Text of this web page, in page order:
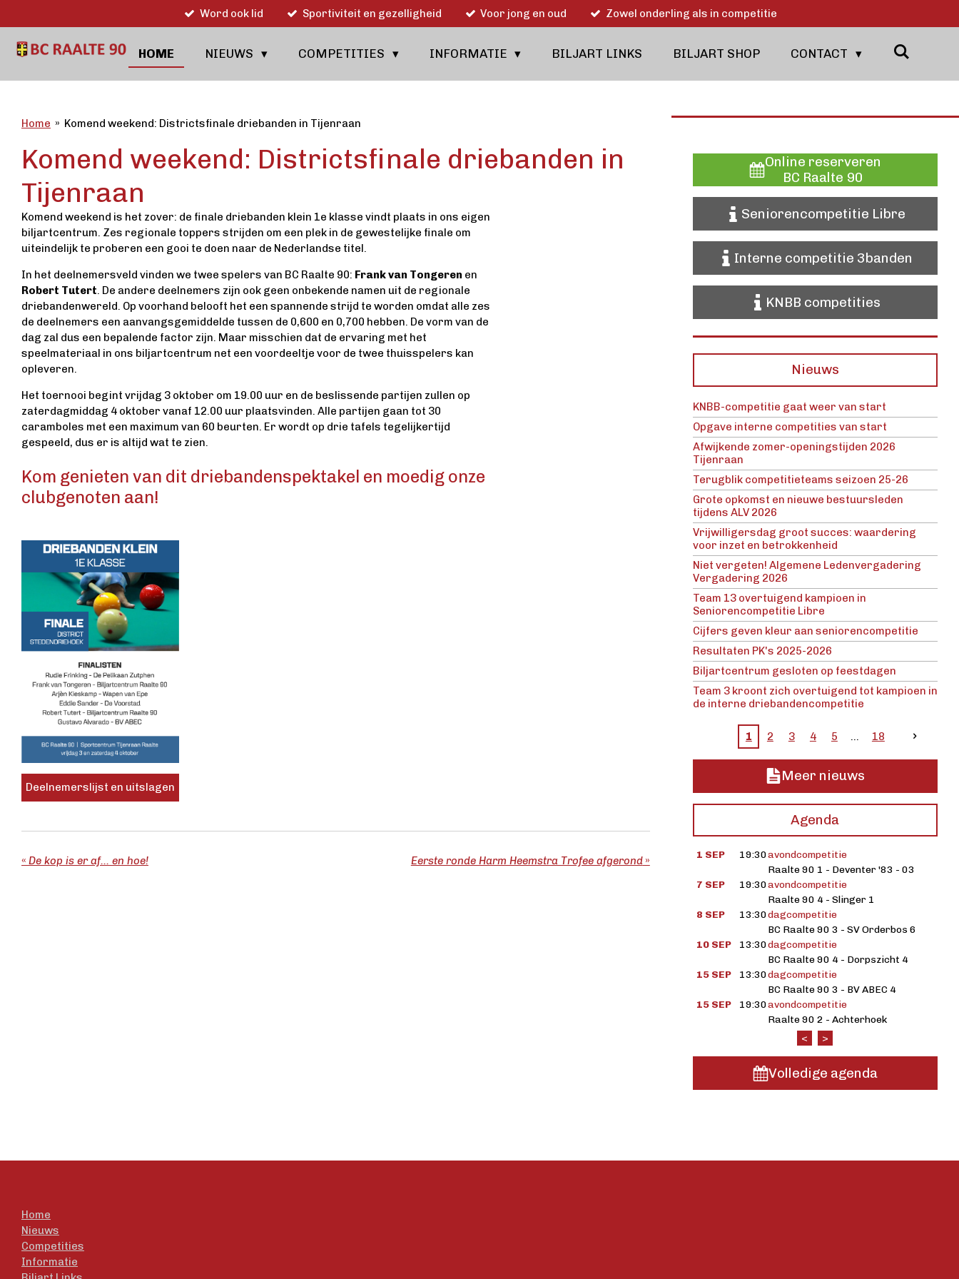
direct
naar
Word ook lid Sportiviteit en gezelligheid Voor jong en oud Zowel onderling als in competitie
HOME NIEUWS COMPETITIES INFORMATIE BILJART LINKS BILJART SHOP CONTACT
Home » Komend weekend: Districtsfinale driebanden in Tijenraan
Komend weekend: Districtsfinale driebanden in
Tijenraan
Komend weekend is het zover: de finale driebanden klein 1e klasse vindt plaats in ons eigen
biljartcentrum. Zes regionale toppers strijden om een plek in de gewestelijke finale om
uiteindelijk te proberen een gooi te doen naar de Nederlandse titel.
In het deelnemersveld vinden we twee spelers van BC Raalte 90: Frank van Tongeren en
Robert Tutert. De andere deelnemers zijn ook geen onbekende namen uit de regionale
driebandenwereld. Op voorhand belooft het een spannende strijd te worden omdat alle zes
de deelnemers een aanvangsgemiddelde tussen de 0,600 en 0,700 hebben. De vorm van de
dag zal dus een bepalende factor zijn. Maar misschien dat de ervaring met het
speelmateriaal in ons biljartcentrum net een voordeeltje voor de twee thuisspelers kan
opleveren.
Het toernooi begint vrijdag 3 oktober om 19.00 uur en de beslissende partijen zullen op
zaterdagmiddag 4 oktober vanaf 12.00 uur plaatsvinden. Alle partijen gaan tot 30
caramboles met een maximum van 60 beurten. Er wordt op drie tafels tegelijkertijd
gespeeld, dus er is altijd wat te zien.
Kom genieten van dit driebandenspektakel en moedig onze
clubgenoten aan!
Deelnemerslijst en uitslagen
« De kop is er af... en hoe! Eerste ronde Harm Heemstra Trofee afgerond»
Online reserveren
BC Raalte 90
Seniorencompetitie Libre
Interne competitie 3banden
KNBB competities
Nieuws
KNBB-competitie gaat weer van start
Opgave interne competities van start
Afwijkende zomer-openingstijden 2026
Tijenraan
Terugblik competitieteams seizoen 25-26
Grote opkomst en nieuwe bestuursleden
tijdens ALV 2026
Vrijwilligersdag groot succes: waardering
voor inzet en betrokkenheid
Niet vergeten! Algemene Ledenvergadering
Vergadering 2026
Team 13 overtuigend kampioen in
Seniorencompetitie Libre
Cijfers geven kleur aan seniorencompetitie
Resultaten PK's 2025-2026
Biljartcentrum gesloten op feestdagen
Team 3 kroont zich overtuigend tot kampioen in
de interne driebandencompetitie
1 2 3 4 5 18
Meer nieuws
Agenda
1 SEP 19:30avondcompetitie
Raalte 90 1 - Deventer '83 - 03
7 SEP
19:30avondcompetitie
Raalte 90 4 - Slinger 1
8 SEP
13:30dagcompetitie
BC Raalte 90 3 - SV Orderbos 6
10 SEP
13:30dagcompetitie
BC Raalte 90 4 - Dorpszicht 4
15 SEP
13:30dagcompetitie
BC Raalte 90 3 - BV ABEC 4
15 SEP
19:30avondcompetitie
Raalte 90 2 - Achterhoek
<
>
Volledige agenda
Home
Nieuws
Competities
Informatie